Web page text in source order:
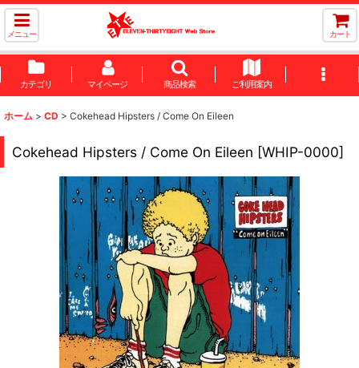
メニュー カート
カテゴリ マイページ 商品検索 ご利用案内
ホーム > CD > Cokehead Hipsters / Come On Eileen
Cokehead Hipsters / Come On Eileen [WHIP-0000]